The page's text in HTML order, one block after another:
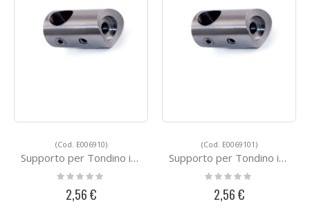
(Cod. E006910)
Supporto per Tondino in Acciaio E006910
Rating:
2,56 €
(Cod. E0069101)
Supporto per Tondino in Acciaio E0069101
Rating:
2,56 €